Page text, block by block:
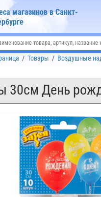
магазинов в Санкт-
/ Товары / Воздушные
30см День